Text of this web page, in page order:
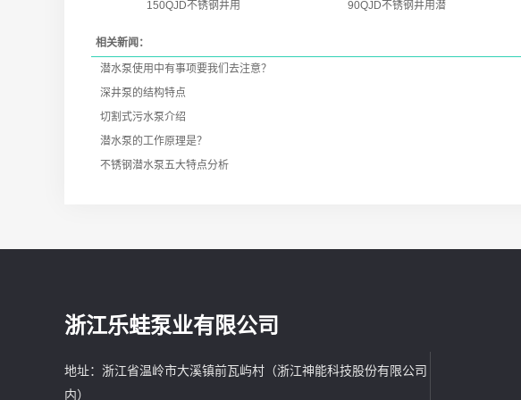
150QJD不锈钢井用 90QJD不锈钢井用潜
相关新闻：
潜水泵​使用中有事项要我们去注意？
深井泵的结构特点
切割式污水泵介绍
潜水泵的工作原理是？
不锈钢潜水泵五大特点分析
浙江乐蛙泵业有限公司
地址：浙江省温岭市大溪镇前瓦屿村（浙江神能科技股份有限公司
内）